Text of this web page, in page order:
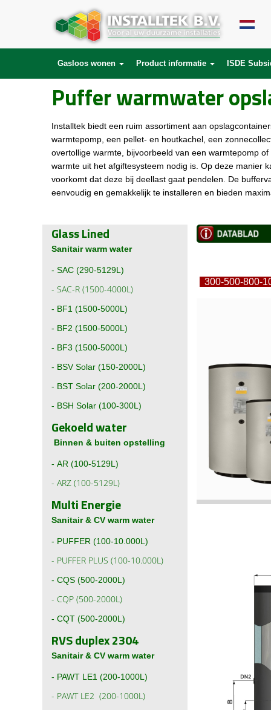
Gasloos wonen Product informatie ISDE
Puffer warmwater
Installtek biedt een ruim assortiment aan
warmtepomp, een pellet- en houtkachel, een
overtollige warmte, bijvoorbeeld van een warmtepomp
warmte uit het afgiftesysteem nodig is. Op deze manier
voorkomt dat deze bij deellast gaat pendelen. De
eenvoudig en gemakkelijk te installeren en bieden
Glass Lined
Sanitair warm water
- SAC (290-5129L)
- SAC-R (1500-4000L)
- BF1 (1500-5000L)
- BF2 (1500-5000L)
- BF3 (1500-5000L)
- BSV Solar (150-2000L)
- BST Solar (200-2000L)
- BSH Solar (100-300L)
Gekoeld water
Binnen & buiten opstelling
- AR (100-5129L)
- ARZ (100-5129L)
Multi Energie
Sanitair & CV warm water
- PUFFER (100-10.000L)
- PUFFER PLUS (100-10.000L)
- CQS (500-2000L)
- CQP (500-2000L)
- CQT (500-2000L)
RVS duplex 2304
Sanitair & CV warm water
- PAWT LE1 (200-1000L)
- PAWT LE2 (200-1000L)
300-